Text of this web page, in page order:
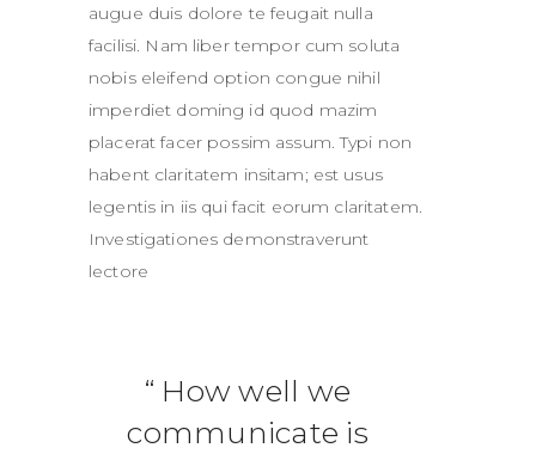
augue duis dolore te feugait nulla
facilisi. Nam liber tempor cum soluta
nobis eleifend option congue nihil
imperdiet doming id quod mazim
placerat facer possim assum. Typi non
habent claritatem insitam; est usus
legentis in iis qui facit eorum claritatem.
Investigationes demonstraverunt
lectore
How well we
communicate is